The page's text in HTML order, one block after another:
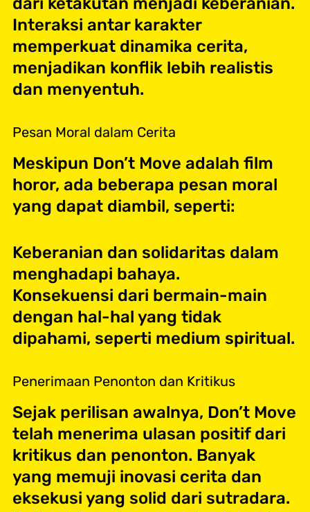
Interaksi antar karakter
memperkuat dinamika cerita,
menjadikan konflik lebih realistis
dan menyentuh.
Pesan Moral dalam Cerita
Meskipun Don’t Move adalah film
horor, ada beberapa pesan moral
yang dapat diambil, seperti:
Keberanian dan solidaritas dalam
menghadapi bahaya.
Konsekuensi dari bermain-main
dengan hal-hal yang tidak
dipahami, seperti medium spiritual.
Penerimaan Penonton dan Kritikus
Sejak perilisan awalnya, Don’t Move
telah menerima ulasan positif dari
kritikus dan penonton. Banyak
yang memuji inovasi cerita dan
eksekusi yang solid dari sutradara.